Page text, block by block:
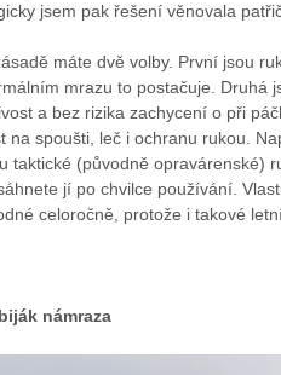
jsem pak řešení věnovala
máte dvě volby. První jsou
mrazu to postačuje. Druhá
a bez rizika zachycení o při
na spoušti, leč i ochranu rukou.
taktické (původně opravárenské)
jí po chvilce používání.
celoročně, protože i takové
námraza